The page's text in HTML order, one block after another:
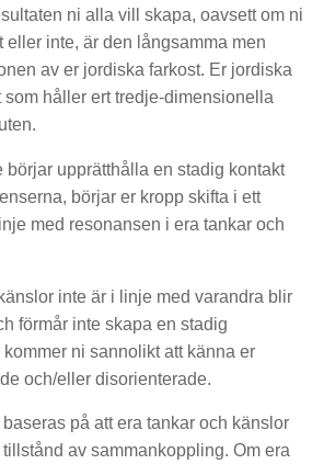
ni alla vill skapa, oavsett om ni
eller inte, är den långsamma men
av er jordiska farkost. Er jordiska
som håller ert tredje-dimensionella
börjar upprätthålla en stadig kontakt
börjar er kropp skifta i ett
med resonansen i era tankar och
inte är i linje med varandra blir
förmår inte skapa en stadig
ni sannolikt att känna er
och/eller disorienterade.
på att era tankar och känslor
av sammankoppling. Om era